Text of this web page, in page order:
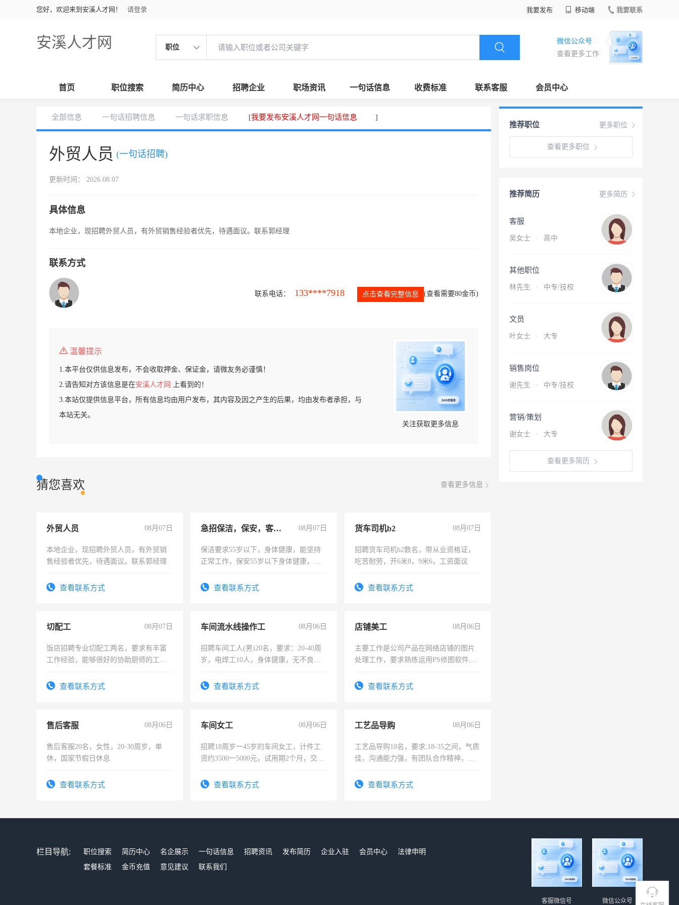
您好，欢迎来到安溪人才网！ 请登录 我要发布 移动端 我要联系
安溪人才网 职位
微信公众号
查看更多工作
首页 职位搜索 简历中心 招聘企业 职场资讯 一句话信息 收费标准 联系客服 会员中心
全部信息 一句话招聘信息 一句话求职信息 [我要发布安溪人才网一句话信息 ]
外贸人员 (一句话招聘)
更新时间： 2026.08.07
具体信息
本地企业，现招聘外贸人员，有外贸销售经验者优先，待遇面议。联系郭经理
联系方式
联系电话： 133****7918 点击查看完整信息 (查看需要80金币)
温馨提示
1.本平台仅供信息发布，不会收取押金、保证金，请微友务必谨慎！
2.请告知对方该信息是在安溪人才网
上看到的！
3.本站仅提供信息平台，所有信息均由用户发布，其内容及因之产生的后果，均由发布者承担，与
本站无关。
关注获取更多信息
猜您喜欢 查看更多信息
外贸人员 08月07日
本地企业，现招聘外贸人员，有外贸销
售经验者优先，待遇面议。联系郭经理
查看联系方式
急招保洁，保安，客服，工程 08月07日
保洁要求55岁以下，身体健康，能坚持
正常工作，保安55岁以下身体健康，有
录，客服要求45岁以下高中以上文化，
查看联系方式
货车司机b2 08月07日
招聘货车司机b2数名，带从业资格证，
吃苦耐劳，开6米8，9米6，工资面议
查看联系方式
切配工 08月07日
饭店招聘专业切配工两名，要求有丰富
工作经验，能够很好的协助厨师的工
4500。查看联系方式
车间流水线操作工 08月06日
招聘车间工人(男)20名，要求：20-40周
岁，电焊工10人，身体健康，无不良嗜
宿，免费发放劳保用品，两班倒，每月
查看联系方式
店铺美工 08月06日
主要工作是公司产品在网络店铺的图片
处理工作，要求熟练运用PS修图软件,工
查看联系方式
售后客服 08月06日
售后客服20名，女性，20-30周岁，单
休，国家节假日休息
查看联系方式
车间女工 08月06日
招聘18周岁一45岁的车间女工，计件工
资约3500一5000元，试用期2个月，交五
查看联系方式
工艺品导购 08月06日
工艺品导购10名，要求;18-35之间，气质
佳，沟通能力强，有团队合作精神，有
查看联系方式
更多职位
推荐职位
查看更多职位
更多简历
推荐简历
客服
吴女士 · 高中
其他职位
林先生 · 中专/技校
文员
叶女士 · 大专
销售岗位
谢先生 · 中专/技校
营销/策划
谢女士 · 大专
查看更多简历
栏目导航: 职位搜索 简历中心 名企展示 一句话信息 招聘资讯 发布简历 企业入驻 会员中心
法律申明
套餐标准
金币充值 意见建议 联系我们
微信公众号
客服微信号